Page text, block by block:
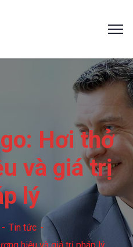
Hơi thở
và giá trị
lý
Tin tức